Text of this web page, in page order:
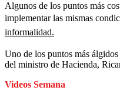
Algunos de los puntos más
implementar las mismas
informalidad.
Uno de los puntos más
del ministro de Hacienda,
Videos Semana